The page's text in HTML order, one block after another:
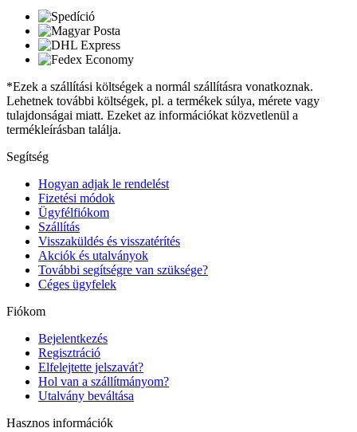
*Ezek a szállítási költségek a normál szállításra vonatkoznak.
Lehetnek további költségek, pl. a termékek súlya, mérete vagy
tulajdonságai miatt. Ezeket az információkat közvetlenül a
termékleírásban találja.
Segítség
Hogyan adjak le rendelést
Fizetési módok
Ügyfélfiókom
Szállítás
Visszaküldés és visszatérítés
Akciók és utalványok
További segítségre van szüksége?
Céges ügyfelek
Fiókom
Bejelentkezés
Regisztráció
Elfelejtette jelszavát?
Hol van a szállítmányom?
Utalvány beváltása
Hasznos információk